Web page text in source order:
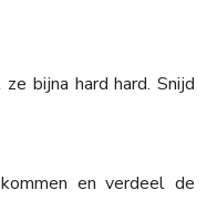
bijna hard hard. Snijd
en verdeel de